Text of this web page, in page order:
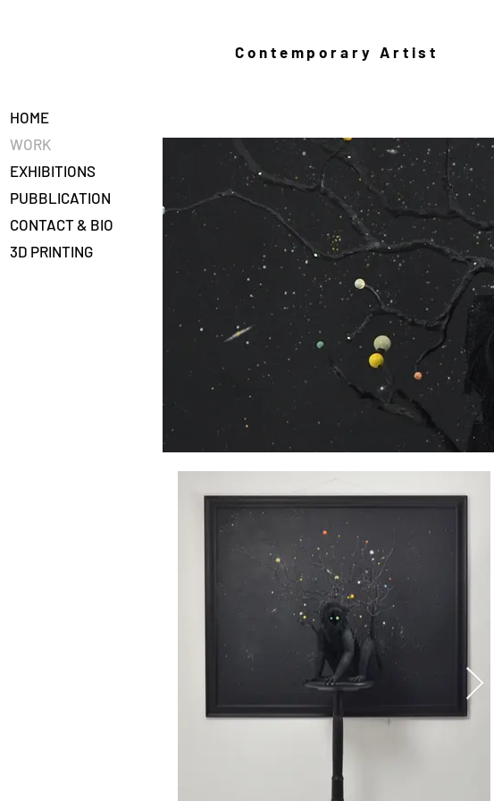
Contemporary Artist
HOME
WORK
EXHIBITIONS
PUBBLICATION
CONTACT & BIO
3D PRINTING